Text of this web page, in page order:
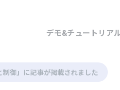
デモ&チュートリア
制御」に記事が掲載されました